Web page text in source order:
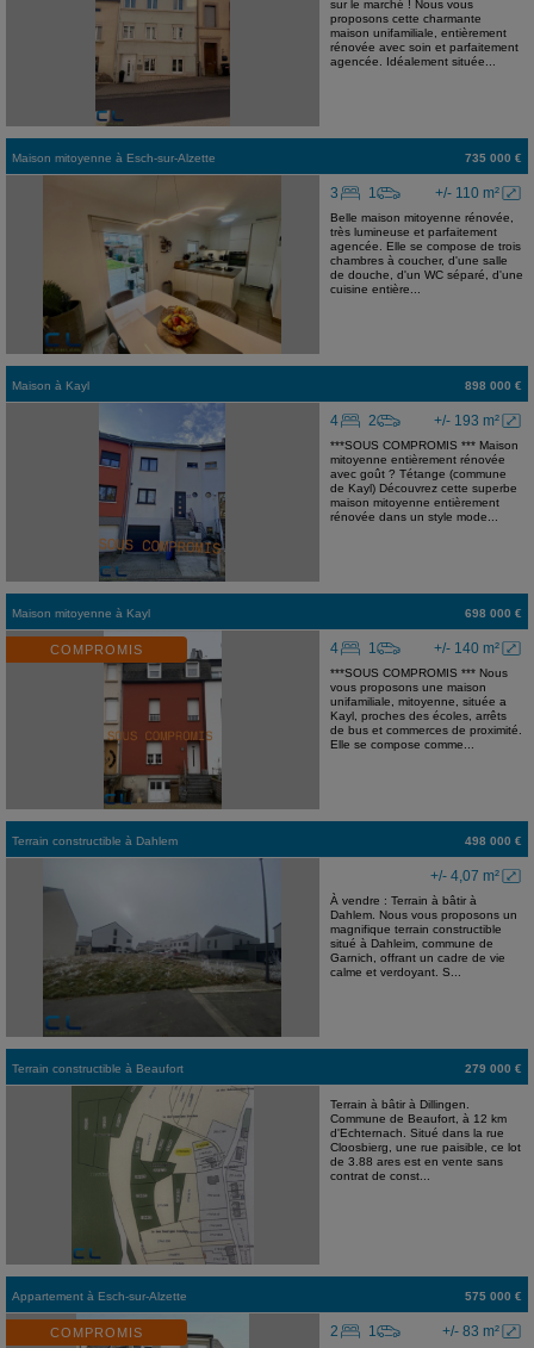
sur le marché ! Nous vous
proposons cette charmante
maison unifamiliale, entièrement
rénovée avec soin et parfaitement
agencée. Idéalement située...
Maison mitoyenne à Esch-sur-Alzette 735 000 €
+/- 110 m²
3 1
Belle maison mitoyenne rénovée,
très lumineuse et parfaitement
agencée. Elle se compose de trois
chambres à coucher, d'une salle
de douche, d'un WC séparé, d'une
cuisine entière...
Maison à Kayl 898 000 €
+/- 193 m²
4 2
***SOUS COMPROMIS *** Maison
mitoyenne entièrement rénovée
avec goût ? Tétange (commune
de Kayl) Découvrez cette superbe
maison mitoyenne entièrement
rénovée dans un style mode...
Maison mitoyenne à Kayl 698 000 €
COMPROMIS +/- 140 m²
4 1
***SOUS COMPROMIS *** Nous
vous proposons une maison
unifamiliale, mitoyenne, située a
Kayl, proches des écoles, arrêts
de bus et commerces de proximité.
Elle se compose comme...
Terrain constructible à Dahlem 498 000 €
+/- 4,07 m²
À vendre : Terrain à bâtir à
Dahlem. Nous vous proposons un
magnifique terrain constructible
situé à Dahleim, commune de
Garnich, offrant un cadre de vie
calme et verdoyant. S...
Terrain constructible à Beaufort 279 000 €
Terrain à bâtir à Dillingen.
Commune de Beaufort, à 12 km
d'Echternach. Situé dans la rue
Cloosbierg, une rue paisible, ce lot
de 3.88 ares est en vente sans
contrat de const...
Appartement à Esch-sur-Alzette 575 000 €
COMPROMIS +/- 83 m²
2 1